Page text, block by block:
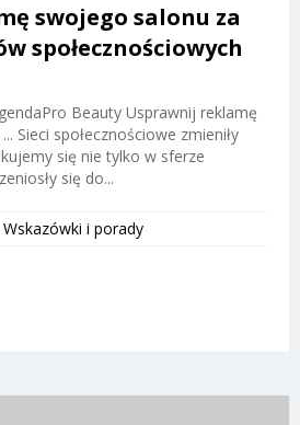
swojego salonu za
społecznościowych
Beauty Usprawnij reklamę
Sieci społecznościowe zmieniły
się nie tylko w sferze
się do...
Wskazówki i porady